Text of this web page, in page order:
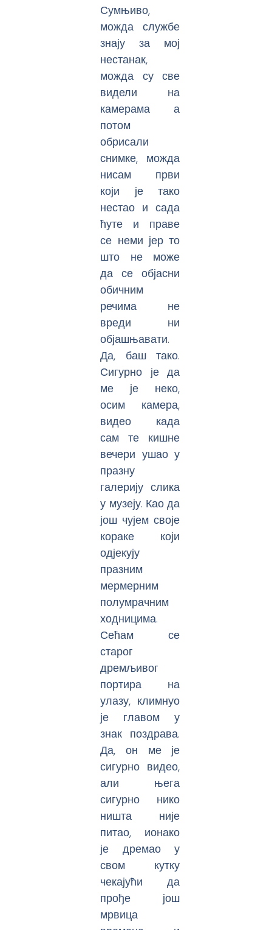
Сумњиво,
можда службе
знају за мој
нестанак,
можда су све
видели на
камерама а
потом
обрисали
снимке, можда
нисам први
који је тако
нестао и сада
ћуте и праве
се неми јер то
што не може
да се објасни
обичним
речима не
вреди ни
објашњавати.
Да, баш тако.
Сигурно је да
ме је неко,
осим камера,
видео када
сам те кишне
вечери ушао у
празну
галерију слика
у музеју. Као да
још чујем своје
кораке који
одјекују
празним
мермерним
полумрачним
ходницима.
Сећам се
старог
дремљивог
портира на
улазу, климнуо
је главом у
знак поздрава.
Да, он ме је
сигурно видео,
али њега
сигурно нико
ништа није
питао, ионако
је дремао у
свом кутку
чекајући да
прође још
мрвица